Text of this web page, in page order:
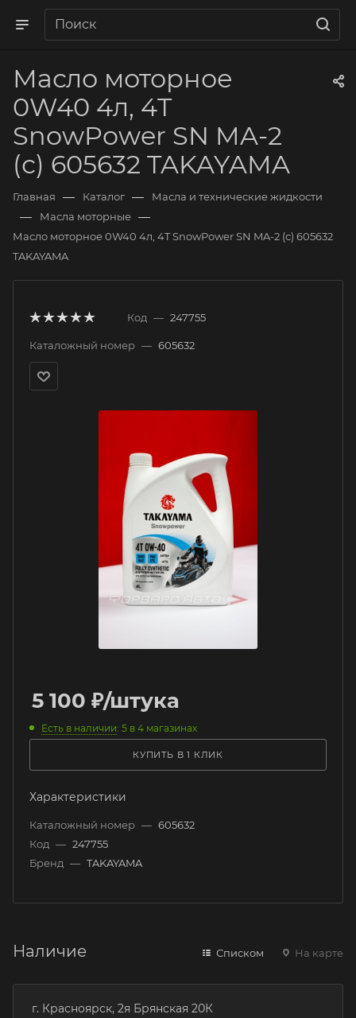
Масло моторное
0W40 4л, 4T
SnowPower SN MA-2
(с) 605632 TAKAYAMA
Главная — Каталог — Масла и технические жидкости
— Масла моторные —
Масло моторное 0W40 4л, 4T SnowPower SN MA-2 (с) 605632
TAKAYAMA
Код — 247755
Каталожный номер — 605632
5 100 ₽/штука
Есть в наличии: 5 в 4 магазинах
КУПИТЬ В 1 КЛИК
Характеристики
Каталожный номер — 605632
Код — 247755
Бренд — TAKAYAMA
Наличие Списком На карте
г. Красноярск, 2я Брянская 20К